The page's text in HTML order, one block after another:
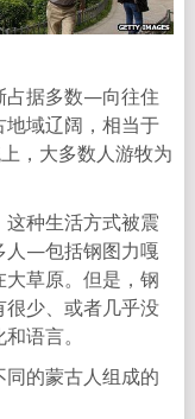
占据多数—向往住
域辽阔，相当于
，大多数人游牧为
种生活方式被震
人—包括钢图力嘎
草原。但是，钢
少、或者几乎没
语言。
的蒙古人组成的